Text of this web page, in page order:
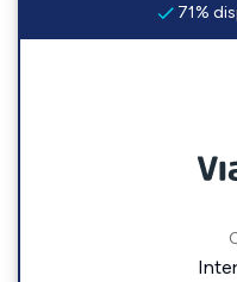
71%